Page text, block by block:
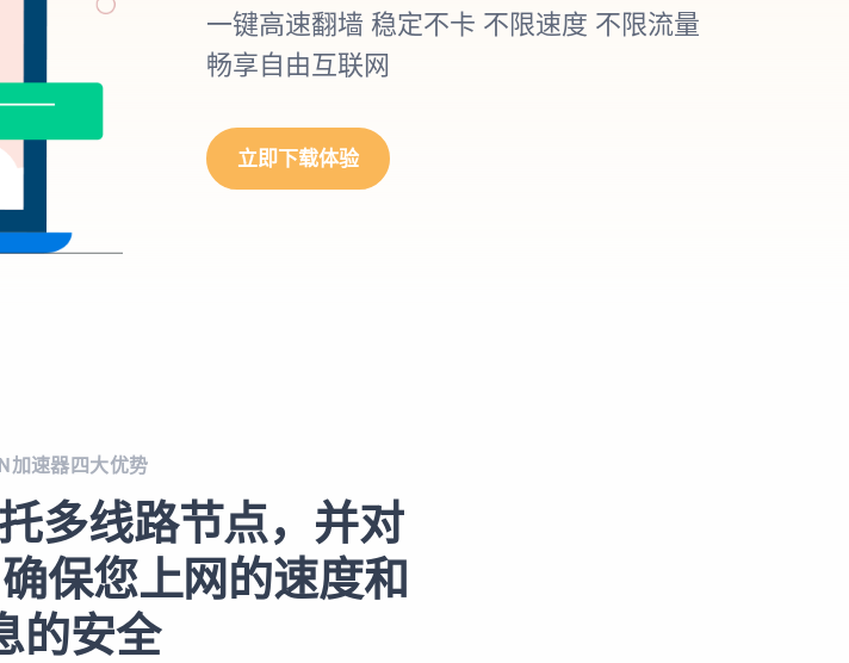
一键高速翻墙 稳定不卡 不限速度 不限流量
畅享自由互联网
立即下载体验
加速器四大优势
多线路节点，并对
保您上网的速度和
的安全